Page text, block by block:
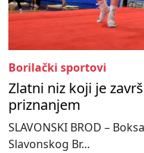
Borilački sportovi
Zlatni niz koji je
priznanjem
SLAVONSKI BROD –
Slavonskog Br...